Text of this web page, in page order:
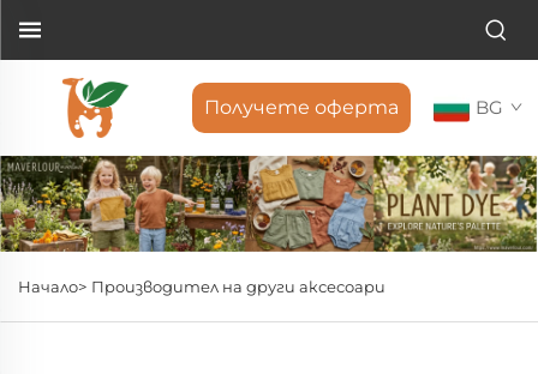
Получете оферта BG
Начало> Производител на други аксесоари